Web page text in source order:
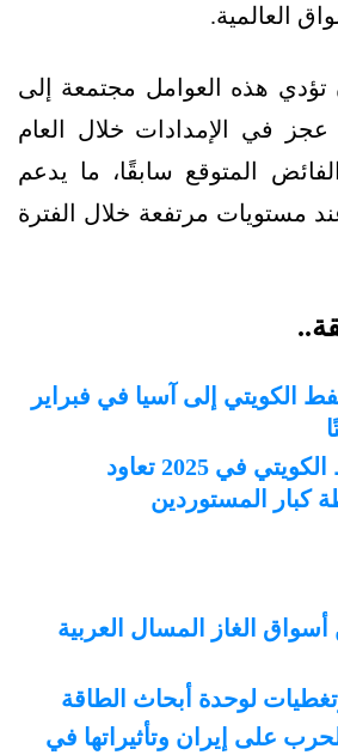
العالمية.
تؤدي هذه العوامل مجتمعة إلى
في الإمدادات خلال العام
المتوقع سابقًا، ما يدعم
مستويات مرتفعة خلال الفترة
الكويتي إلى آسيا في فبراير
صادرات النفط الكويتي في 2025 تعاود
كبار المستوردين
الغاز المسال العربية
لوحدة أبحاث الطاقة
على إيران وتأثيراتها في